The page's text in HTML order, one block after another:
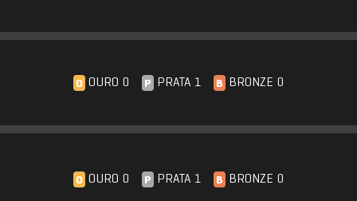
O OURO 0 P PRATA 1 B BRONZE 0
O OURO 0 P PRATA 1 B BRONZE 0